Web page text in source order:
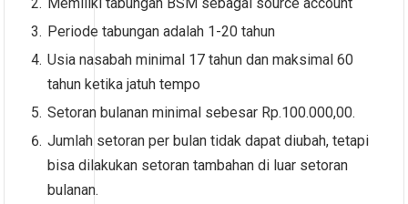
Periode tabungan adalah 1-20 tahun
Usia nasabah minimal 17 tahun dan maksimal 60
tahun ketika jatuh tempo
Setoran bulanan minimal sebesar Rp.100.000,00.
Jumlah setoran per bulan tidak dapat diubah, tetapi
bisa dilakukan setoran tambahan di luar setoran
bulanan.